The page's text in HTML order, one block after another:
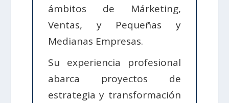
ámbitos de Márketing,
Ventas, y Pequeñas y
Medianas Empresas.
Su experiencia profesional
abarca proyectos de
estrategia y transformación